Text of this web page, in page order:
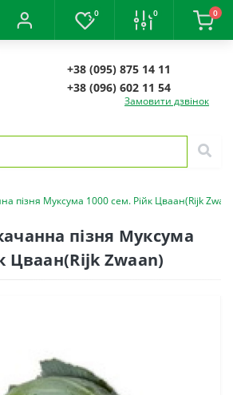
0 0 0
+38 (095) 875 14 11
+38 (096) 602 11 54
Замовити дзвінок
пізня Муксума 1000 сем. Рійк Цваан(Rijk
пізня Муксума
Цваан(Rijk Zwaan)